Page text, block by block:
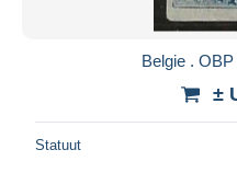
Belgie .
±
Statuut